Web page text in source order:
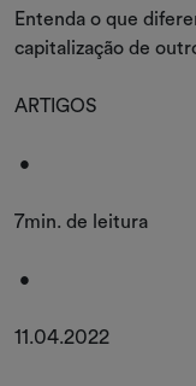
Entenda o que
capitalização de
ARTIGOS
•
7min. de leitura
•
11.04.2022